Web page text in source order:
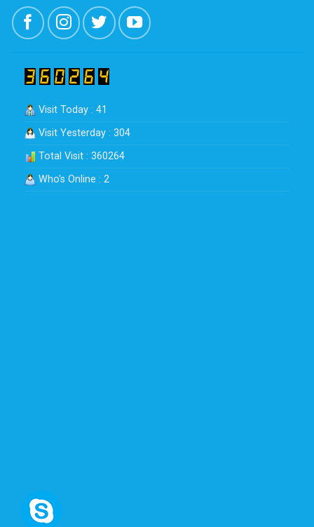
Visit Today : 41
Visit Yesterday : 304
Total Visit : 360264
Who's Online : 2